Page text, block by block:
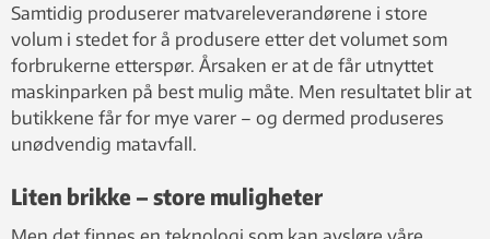
Samtidig produserer matvareleverandørene i store
volum i stedet for å produsere etter det volumet som
forbrukerne etterspør. Årsaken er at de får utnyttet
maskinparken på best mulig måte. Men resultatet blir at
butikkene får for mye varer – og dermed produseres
unødvendig matavfall.
Liten brikke – store muligheter